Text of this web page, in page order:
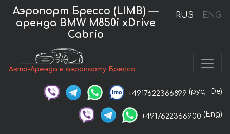
RUS ENG
Аэропорт Брессо (LIMB) —
аренда BMW M850i xDrive
Cabrio
Авто-Аренда в аэропорту Брессо
+4917622366899 (рус, De)
+4917622366900 (Eng)